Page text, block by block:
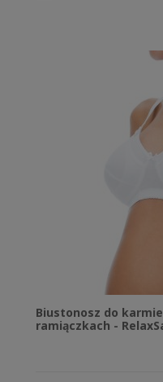
Biustonosz do
ramiączkach -